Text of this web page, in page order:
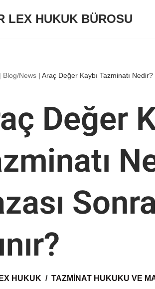
LEX HUKUK BÜROSU
| Blog/News | Araç Değer Kaybı Tazminatı Nedir?
Değer
HUKUK TAZMINAT HUKUKU VE